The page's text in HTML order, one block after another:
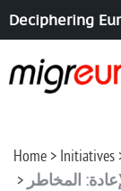
Deciphering
Home Initiatives
المخاطر